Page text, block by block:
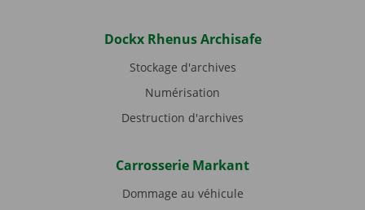
Dockx Rhenus Archisafe
Stockage d'archives
Numérisation
Destruction d'archives
Carrosserie Markant
Dommage au véhicule